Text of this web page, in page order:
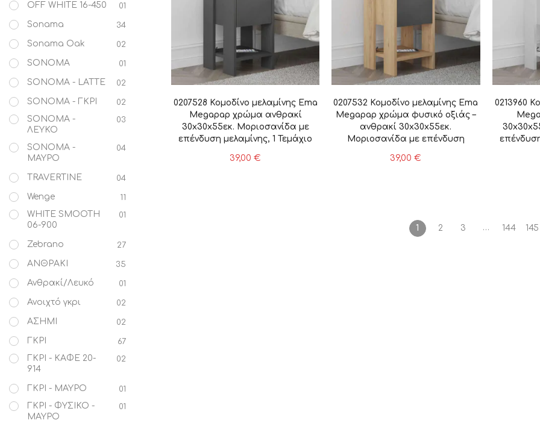
0207528 Κομοδίνο μελαμίνης Ema
Megapap χρώμα ανθρακί
30x30x55εκ. Μοριοσανίδα με
επένδυση μελαμίνης, 1 Τεμάχιο
39,00€
0207532 Κομοδίνο μελαμίνης Ema
Megapap χρώμα φυσικό οξιάς –
ανθρακί 30x30x55εκ.
Μοριοσανίδα με επένδυση
39,00€
0213960
1 2 3 … 144 145
OFF WHITE 16-450 01
Sonama 34
Sonama Oak 02
SONOMA 01
SONOMA - LATTE 02
SONOMA - ΓΚΡΙ 02
SONOMA -
ΛΕΥΚΟ
03
SONOMA -
ΜΑΥΡΟ
04
TRAVERTINE 04
Wenge 11
WHITE SMOOTH
06-900
01
Zebrano 27
ΑΝΘΡΑΚΙ 35
Ανθρακί/Λευκό 01
Ανοιχτό γκρι 02
ΑΣΗΜΙ 02
ΓΚΡΙ 67
ΓΚΡΙ - ΚΑΦΕ 20-
914
02
ΓΚΡΙ - ΜΑΥΡΟ 01
ΓΚΡΙ - ΦΥΣΙΚΟ -
ΜΑΥΡΟ
01